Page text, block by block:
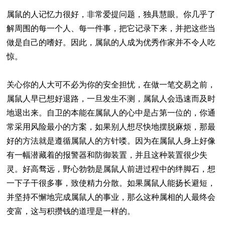
属鼠的人记忆力很好，非常爱提问题，独具慧眼。你几乎了
解周围的每一个人、每一件事，把它记录下来，并把这些当
做是自己的嗜好。因此，属鼠的人成为优秀作家并不令人吃
惊。
关心你的人大可不必为你的安全担忧，在做一笔交易之前，
属鼠人早已想好退路，一旦发生不测，属鼠人会迅速而及时
地退出来。自卫的本能在属鼠人的心中是占第一位的，你通
常采用风险最小的方案，如果别人想尽快地摆脱麻烦，那最
好的方法就是遵循属鼠人的方针喽。因为在属鼠人身上好像
有一幅潜藏着的报警器和防御装置，并且这种装置很少失
灵。好高骛远，野心勃勃是属鼠人前进过程中的绊脚石，想
一下子干很多事，致使精力分散。如果属鼠人能扬长避短，
并坚持不懈地完成属鼠人的事业，那么这种属相的人最终会
变富，这与积攒钱的道理是一样的。